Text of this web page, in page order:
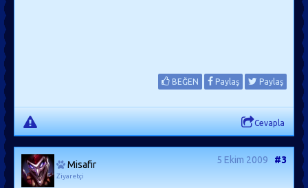
BEĞEN Paylaş Paylaş
Cevapla
Misafir
Ziyaretçi
5 Ekim 2009 #3